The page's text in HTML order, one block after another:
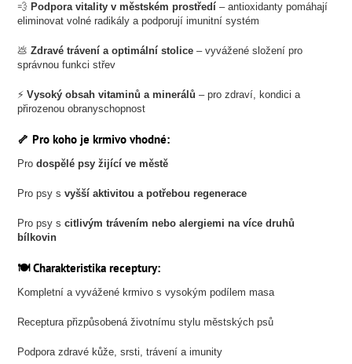
💨 Podpora vitality v městském prostředí – antioxidanty pomáhají
eliminovat volné radikály a podporují imunitní systém
💩Zdravé trávení a optimální stolice – vyvážené složení pro
správnou funkci střev
⚡Vysoký obsah vitaminů a minerálů – pro zdraví, kondici a
přirozenou obranyschopnost
🦴 Pro koho je krmivo vhodné:
Prodospělé psy žijící ve městě
Pro psy svyšší aktivitou a potřebou regenerace
Pro psy scitlivým trávením nebo alergiemi na více druhů
bílkovin
🍽️ Charakteristika receptury:
Kompletní a vyvážené krmivo s vysokým podílem masa
Receptura přizpůsobená životnímu stylu městských psů
Podpora zdravé kůže, srsti, trávení a imunity